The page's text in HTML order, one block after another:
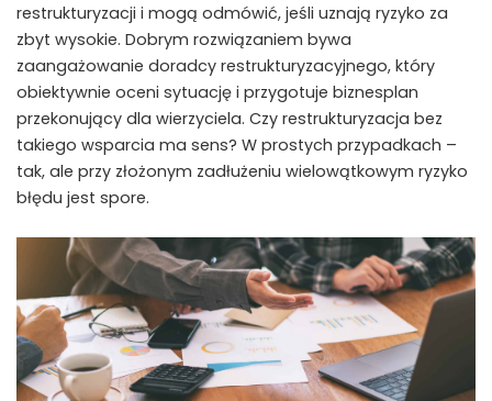
restrukturyzacji i mogą odmówić, jeśli uznają ryzyko za
zbyt wysokie. Dobrym rozwiązaniem bywa
zaangażowanie doradcy restrukturyzacyjnego, który
obiektywnie oceni sytuację i przygotuje biznesplan
przekonujący dla wierzyciela. Czy restrukturyzacja bez
takiego wsparcia ma sens? W prostych przypadkach –
tak, ale przy złożonym zadłużeniu wielowątkowym ryzyko
błędu jest spore.